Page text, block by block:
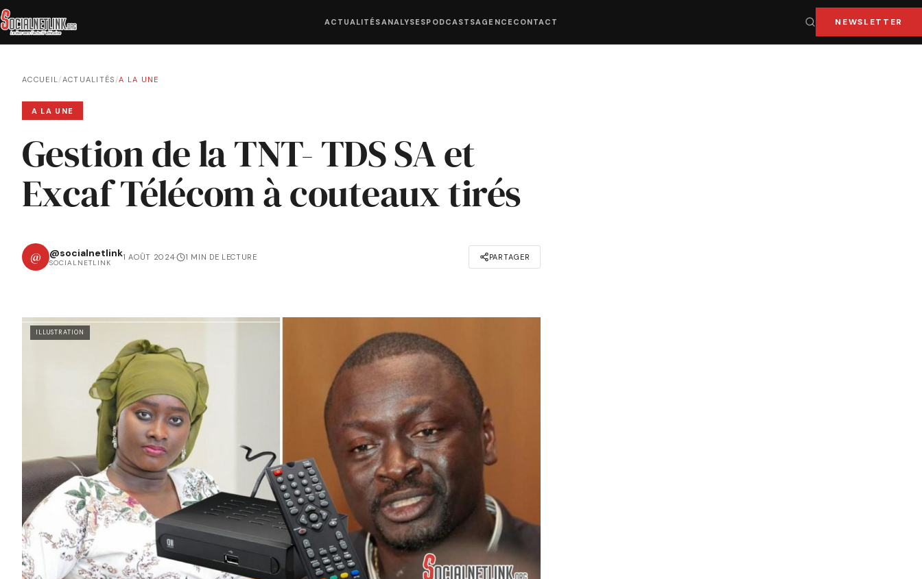
ACTUALITÉSANALYSESPODCASTSAGENCE CONTACT NEWSLETTER
ACCUEIL/ACTUALITÉS /A LA UNE
A LA UNE
Gestion de la TNT- TDS SA et
Excaf Télécom à couteaux tirés
@ @socialnetlink
SOCIALNETLINK
1 AOÛT 2024· 1 MIN DE LECTURE PARTAGER
ILLUSTRATION